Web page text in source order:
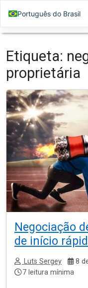
Etiqueta:
proprietária
Negociação
de início
Luts Sergey
8
7 leitura mínima
Português do Brasil